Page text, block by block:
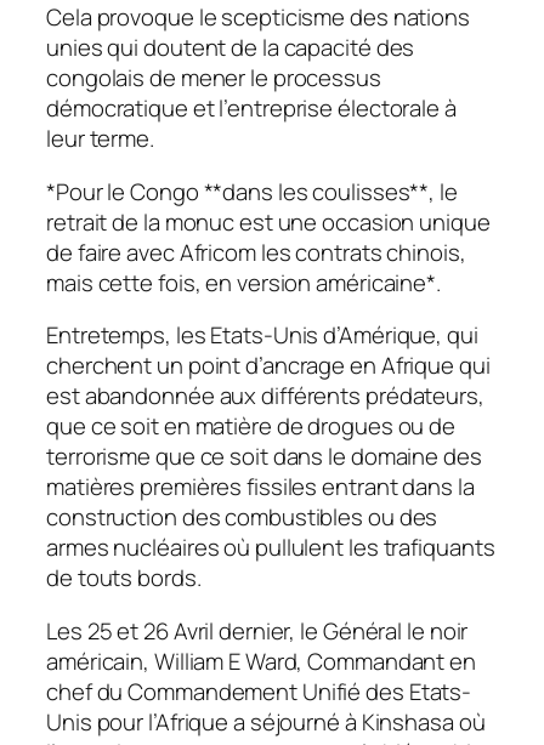
Cela provoque le scepticisme des nations
unies qui doutent de la capacité des
congolais de mener le processus
démocratique et l’entreprise électorale à
leur terme.
*Pour le Congo **dans les coulisses**, le
retrait de la monuc est une occasion unique
de faire avec Africom les contrats chinois,
mais cette fois, en version américaine*.
Entretemps, les Etats-Unis d’Amérique, qui
cherchent un point d’ancrage en Afrique qui
est abandonnée aux différents prédateurs,
que ce soit en matière de drogues ou de
terrorisme que ce soit dans le domaine des
matières premières fissiles entrant dans la
construction des combustibles ou des
armes nucléaires où pullulent les trafiquants
de touts bords.
Les 25 et 26 Avril dernier, le Général le noir
américain, William E Ward, Commandant en
chef du Commandement Unifié des Etats-
Unis pour l’Afrique a séjourné à Kinshasa où